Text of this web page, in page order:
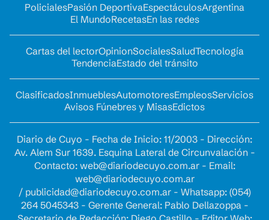
PolicialesPasión DeportivaEspectáculosArgentina
El MundoRecetasEn las redes
Cartas del lectorOpinionSocialesSaludTecnología
TendenciaEstado del tránsito
ClasificadosInmueblesAutomotoresEmpleosServicios
Avisos Fúnebres y MisasEdictos
Diario de Cuyo - Fecha de Inicio: 11/2003 - Dirección:
Av. Alem Sur 1639. Esquina Lateral de Circunvalación -
Contacto: web@diariodecuyo.com.ar- Email:
web@diariodecuyo.com.ar
/ publicidad@diariodecuyo.com.ar- Whatsapp: (054)
264 5045343 - Gerente General: Pablo Dellazoppa -